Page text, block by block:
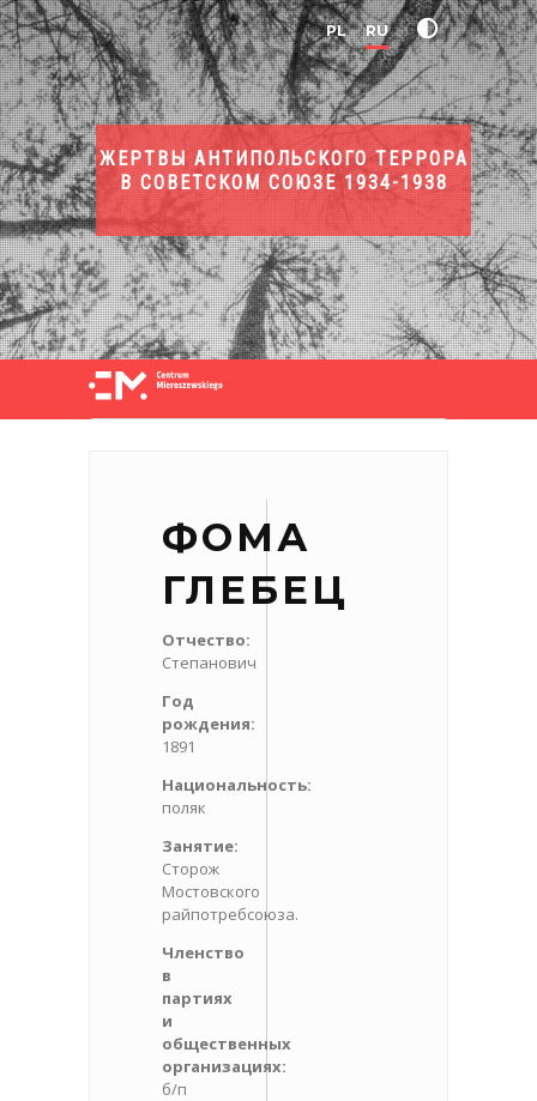
PL RU
ЖЕРТВЫ АНТИПОЛЬСКОГО ТЕРРОРА
В СОВЕТСКОМ СОЮЗЕ 1934-1938
ФОМА
ГЛЕБЕЦ
Отчество:
Степанович
Год
рождения:
1891
Национальность:
поляк
Занятие:
Сторож
Мостовского
райпотребсоюза.
Членство
в
партиях
и
общественных
организациях:
б/п